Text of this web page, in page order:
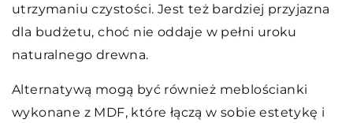
utrzymaniu czystości. Jest też bardziej przyjazna
dla budżetu, choć nie oddaje w pełni uroku
naturalnego drewna.
Alternatywą mogą być również meblościanki
wykonane z MDF, które łączą w sobie estetykę i